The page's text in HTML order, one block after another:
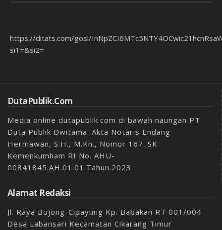
https://ditats.com/gosl/
si1=&si2=
DutaPublik.com
Media online dutapublik.com di bawah naungan PT
Duta Publik Dwitama. Akta Notaris Endang
Hermawan, S.H., M.Kn., Nomor 167. SK
Kemenkumham RI No. AHU-
00841845.AH.01.01.Tahun.2023
Alamat Redaksi
Jl. Raya Bojong-Cipayung Kp. Babakan RT 001/004
Desa Labansari Kecamatan Cikarang Timur